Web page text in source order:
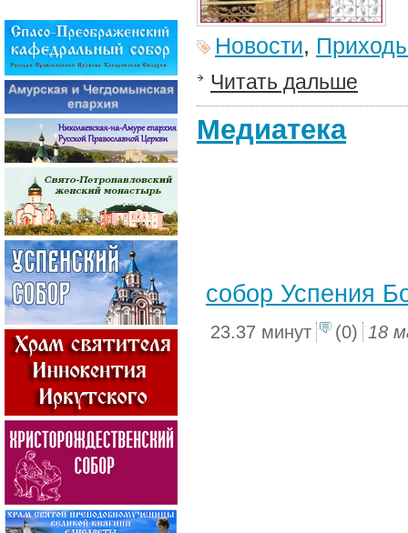
Новости,
Читать дальше
Медиатека
собор Успения
23.37 минут (0) 18